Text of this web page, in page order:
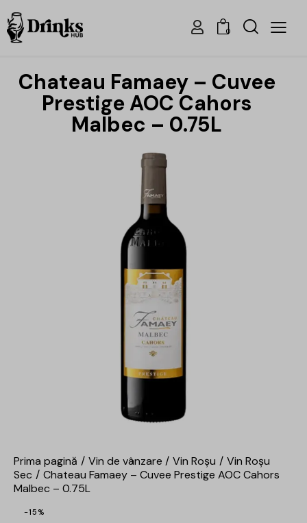
0
Chateau Famaey – Cuvee
Prestige AOC Cahors
Malbec – 0.75L
Prima pagină Vin de vânzare Vin Roșu
Vin Roșu
Sec
Chateau Famaey – Cuvee Prestige AOC Cahors
Malbec – 0.75L
-15%